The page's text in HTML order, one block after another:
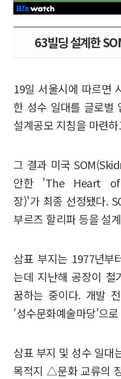
63빌딩 설계한
19일 서울시에 따르면
한 성수 일대를 글로벌
설계공모 지침을 마련
그 결과 미국
안한 'The Heart of
장)'가 최종 선정됐다.
부르즈 할리파 등을 설
삼표 부지는 1977년부
는데 지난해 공장이 철
꿈하는 중이다. 개발
'성수문화예술마당'으
삼표 부지 및 성수 일
목적지 △문화 교류의